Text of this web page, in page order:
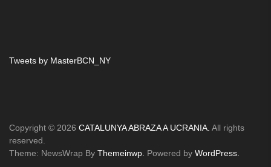
Tweets by MasterBCN_NY
Copyright © 2026 CATALUNYA ABRAZA A UCRANIA. All rights
reserved.
Theme: NewsWrap By Themeinwp. Powered by WordPress.